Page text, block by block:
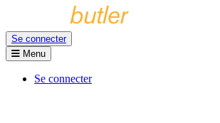
Se connecter
Menu
Se connecter